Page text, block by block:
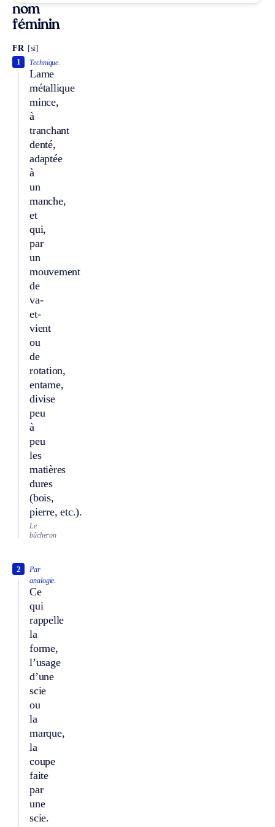
nom
féminin
FR [si]
Technique.
Lame
métallique
mince,
à
tranchant
denté,
adaptée
à
un
manche,
et
qui,
par
un
mouvement
de
va-
et-
vient
ou
de
rotation,
entame,
divise
peu
à
peu
les
matières
dures
(bois,
pierre, etc.).
1
Le
bûcheron
Par
analogie.
Ce
qui
rappelle
la
forme,
l’usage
d’une
scie
ou
la
marque,
la
coupe
faite
par
une
scie.
2